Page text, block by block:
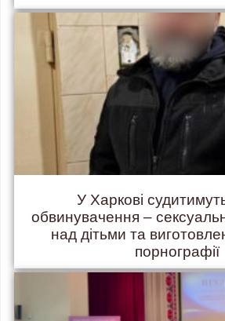
У Харкові
обвинувачення –
над дітьми та
порнографії